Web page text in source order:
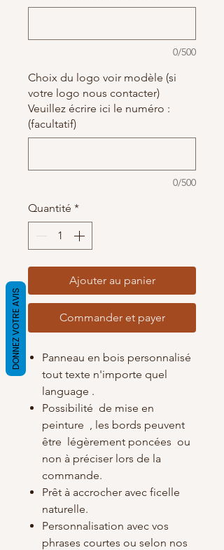
0/500
Choix du logo voir modèle (si
votre logo nous contacter)
Veuillez écrire ici le numéro :
(facultatif)
0/500
Quantité *
Ajouter au panier
Commander et payer
Panneau en bois personnalisé
tout texte n'importe quel
language .
Possibilité de mise en
peinture , les bords peuvent
être légèrement poncées ou
non à préciser lors de la
commande.
Prêt à accrocher avec ficelle
naturelle.
Personnalisation avec vos
phrases courtes ou selon nos
DONNEZ VOTRE AVIS